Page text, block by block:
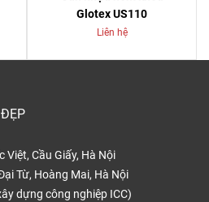
Glotex US110
Liên hệ
Cầu Giấy, Hà Nội
Từ, Hoàng Mai, Hà Nội
dựng công nghiệp ICC)